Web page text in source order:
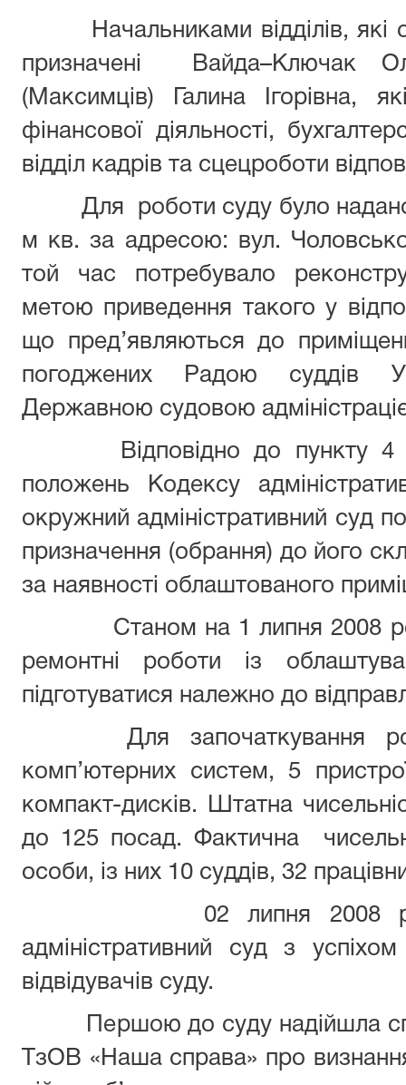
Начальниками відділів, які
призначені Вайда–Ключак
(Максимців) Галина Ігорівна,
фінансової діяльності,
відділ кадрів та сцецроботи
Для роботи суду було
м кв. за адресою: вул.
той час потребувало
метою приведення такого у
що пред’являються до
погоджених Радою суддів
Державною судовою
Відповідно до пункту 4
положень Кодексу
окружний адміністративний суд
призначення (обрання) до його
за наявності облаштованого
Станом на 1 липня 2008
ремонтні роботи із
підготуватися належно до
Для започаткування
комп’ютерних систем, 5
компакт-дисків. Штатна
до 125 посад. Фактична
особи, із них 10 суддів, 32
02 липня 2008 року
адміністративний суд з
відвідувачів суду.
Першою до суду надійшла
ТзОВ «Наша справа» про